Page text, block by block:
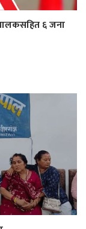
६ जना